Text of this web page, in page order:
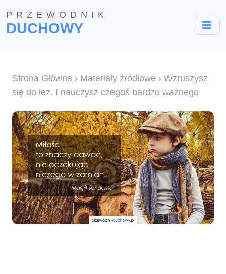
PRZEWODNIK
DUCHOWY
Strona Główna › Materiały źródłowe › Wzruszysz
się do łez. I nauczysz czegoś bardzo ważnego